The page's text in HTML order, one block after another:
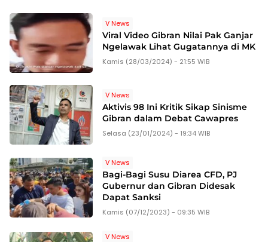
V News
Viral Video Gibran Nilai Pak Ganjar
Ngelawak Lihat Gugatannya di MK
Kamis (28/03/2024) - 21:55 WIB
V News
Aktivis 98 Ini Kritik Sikap Sinisme
Gibran dalam Debat Cawapres
Selasa (23/01/2024) - 19:34 WIB
V News
Bagi-Bagi Susu Diarea CFD, PJ
Gubernur dan Gibran Didesak
Dapat Sanksi
Kamis (07/12/2023) - 09:35 WIB
V News